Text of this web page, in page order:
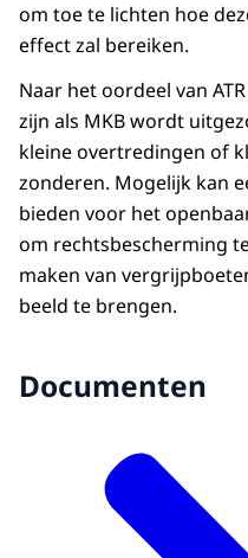
om toe te lichten hoe
effect zal bereiken.
Naar het oordeel van
zijn als MKB wordt
kleine overtredingen of
zonderen. Mogelijk kan
bieden voor het
om rechtsbescherming
maken van
beeld te brengen.
Documenten